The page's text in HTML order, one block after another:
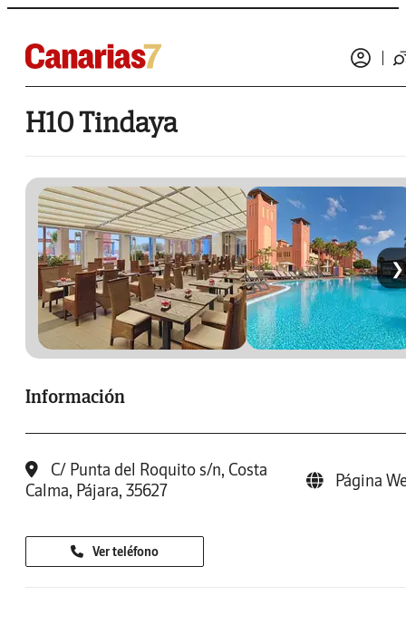
H10 Tindaya
❯
Información
C/ Punta del Roquito s/n, Costa
Calma, Pájara, 35627
Página
Ver teléfono